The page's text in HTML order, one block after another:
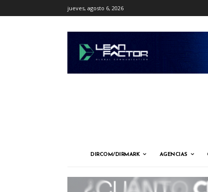
jueves, agosto 6, 2026
DIRCOM/DIRMARK AGENCIAS